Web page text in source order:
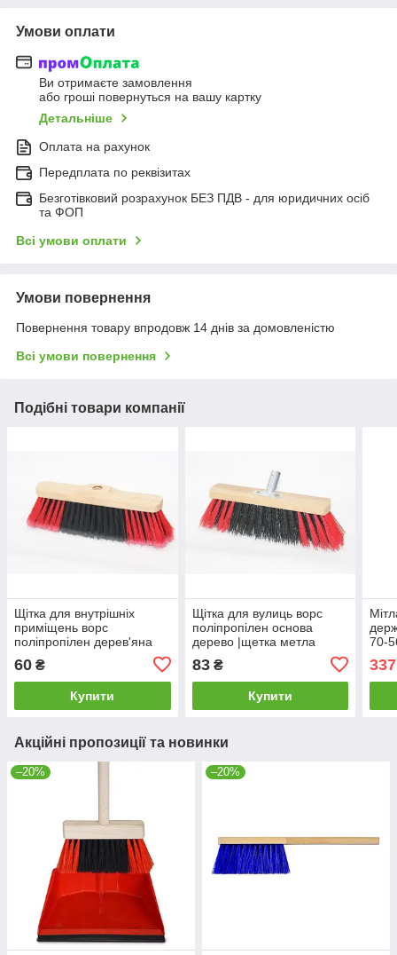
Умови оплати
Ви отримаєте замовлення
або гроші повернуться на вашу картку
Детальніше
Оплата на рахунок
Передплата по реквізитах
Безготівковий розрахунок БЕЗ ПДВ - для юридичних осіб
та ФОП
Всі умови оплати
Умови повернення
Повернення товару впродовж 14 днів за домовленістю
Всі умови повернення
Подібні товари компанії
Щітка для внутрішніх
приміщень ворс
поліпропілен дерев'яна
нейлонова
60 ₴
Купити
Щітка для вулиць ворс
поліпропілен основа
дерево |щетка метла
83₴
Купити
70-
Акційні пропозиції та новинки
–20% –20%